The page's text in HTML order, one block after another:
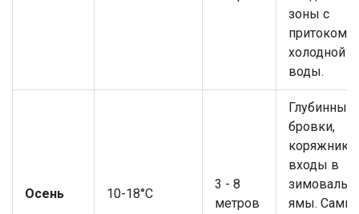
зоны с
притоком
холодной
воды.
Осень 10-18°C
3 - 8
метров
Глубинные
бровки,
коряжники,
входы в
ямы.